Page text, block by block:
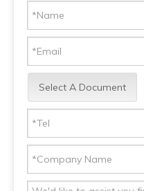
Select A Document